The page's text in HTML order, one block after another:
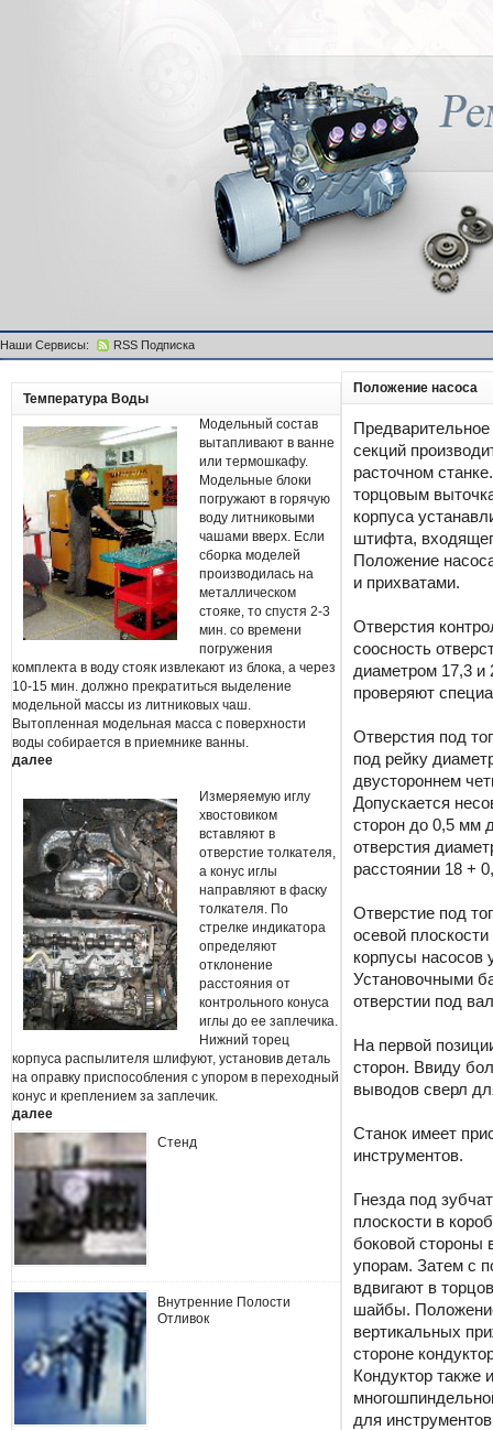
Наши Сервисы: RSS Подписка
Температура Воды
Модельный состав
вытапливают в ванне
или термошкафу.
Модельные блоки
погружают в горячую
воду литниковыми
чашами вверх. Если
сборка моделей
производилась на
металлическом
стояке, то спустя 2-3
мин. со времени
погружения
комплекта в воду стояк извлекают из блока, а через
10-15 мин. должно прекратиться выделение
модельной массы из литниковых чаш.
Вытопленная модельная масса с поверхности
воды собирается в приемнике ванны.
далее
Измеряемую иглу
хвостовиком
вставляют в
отверстие толкателя,
а конус иглы
направляют в фаску
толкателя. По
стрелке индикатора
определяют
отклонение
расстояния от
контрольного конуса
иглы до ее заплечика.
Нижний торец
корпуса распылителя шлифуют, установив деталь
на оправку приспособления с упором в переходный
конус и креплением за заплечик.
далее
Стенд
Внутренние Полости
Отливок
Положение насоса
Предварительное
секций
расточном
торцовым
корпуса
штифта,
Положение
и прихватами.
Отверстия
соосность
диаметром 17,3
проверяют
Отверстия под
под рейку
двустороннем
Допускается
сторон до 0,5 мм
отверстия
расстоянии 18 +
Отверстие под
осевой
корпусы насосов
Установочными
отверстии под
На первой
сторон. Ввиду
выводов сверл
Станок имеет
инструментов.
Гнезда под
плоскости в
боковой стороны
упорам. Затем с
вдвигают в
шайбы.
вертикальных
стороне
Кондуктор также
для